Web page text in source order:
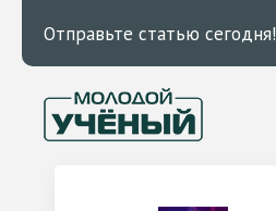
Отправьте статью сегодня!